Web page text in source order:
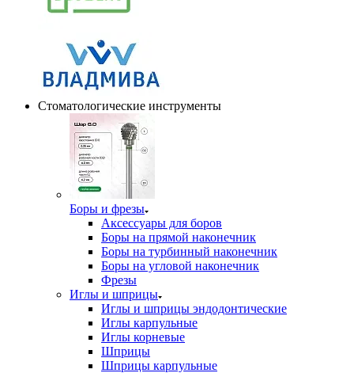
Стоматологические инструменты
Боры и фрезы
Аксессуары для боров
Боры на прямой наконечник
Боры на турбинный наконечник
Боры на угловой наконечник
Фрезы
Иглы и шприцы
Иглы и шприцы эндодонтические
Иглы карпульные
Иглы корневые
Шприцы
Шприцы карпульные